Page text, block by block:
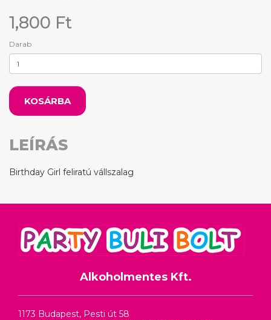
1,800 Ft
Darab
KOSÁRBA
LEÍRÁS
Birthday Girl feliratú vállszalag
Alkoholmentes Kft.
1173 Budapest, Pesti út 58